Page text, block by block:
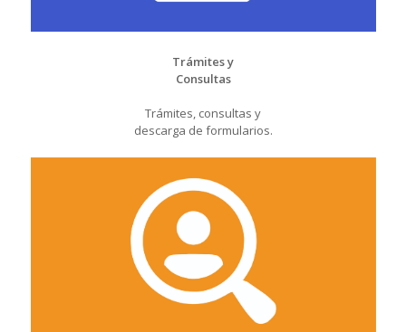
Trámites y
Consultas
Trámites, consultas y
descarga de formularios.